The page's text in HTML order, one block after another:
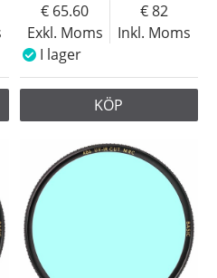
Exkl. Moms
65.60
Inkl. Moms
82
I lager
KÖP